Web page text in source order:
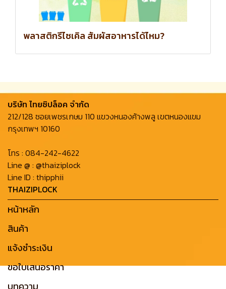
พลาสติกรีไซเคิล สัมผัสอาหารได้ไหม?
บริษัท ไทยซิปล็อค จํากัด
212/128 ซอยเพชรเกษม 110 แขวงหนองค้างพลู เขตหนองแขม
กรุงเทพฯ 10160
โทร : 084-242-4622
Line @ : @thaiziplock
Line ID : thipphii
THAIZIPLOCK
หน้าหลัก
สินค้า
แจ้งชำระเงิน
ขอใบเสนอราคา
บทความ